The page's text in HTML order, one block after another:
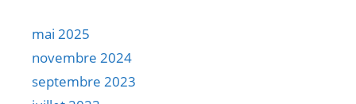
mai 2025
novembre 2024
septembre 2023